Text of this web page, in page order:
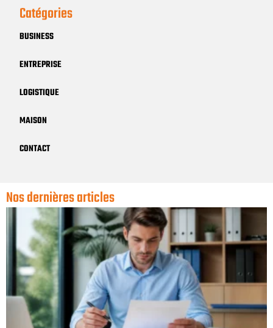
Catégories
BUSINESS
ENTREPRISE
LOGISTIQUE
MAISON
CONTACT
Nos dernières articles